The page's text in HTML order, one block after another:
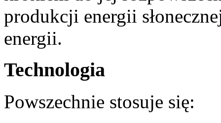
produkcji energii
energii.
Technologia
Powszechnie stosuje się: